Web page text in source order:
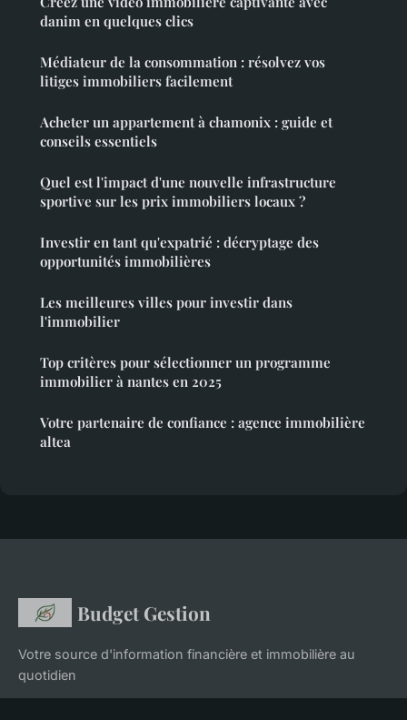
danim en quelques clics
Médiateur de la consommation : résolvez vos
litiges immobiliers facilement
Acheter un appartement à chamonix : guide et
conseils essentiels
Quel est l'impact d'une nouvelle infrastructure
sportive sur les prix immobiliers locaux ?
Investir en tant qu'expatrié : décryptage des
opportunités immobilières
Les meilleures villes pour investir dans
l'immobilier
Top critères pour sélectionner un programme
immobilier à nantes en 2025
Votre partenaire de confiance : agence immobilière
altea
Budget Gestion
Votre source d'information financière et immobilière au
quotidien